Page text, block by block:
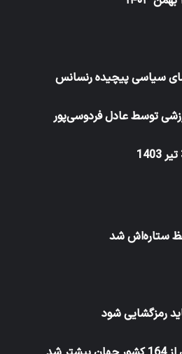
سیاسی پیچیده رنسانس
توسط عادل فردو‌سی‌پور
ستاره‌اش شد
رمزگشایی شود